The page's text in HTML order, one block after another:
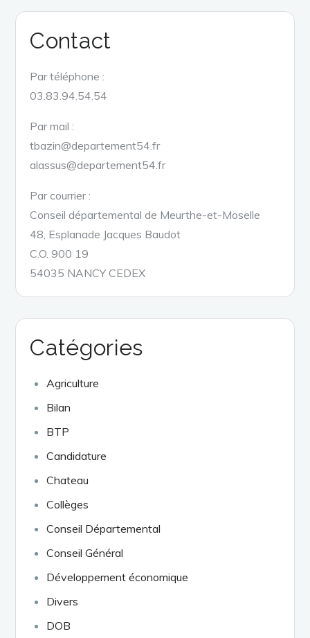
Contact
Par téléphone :
03.83.94.54.54
Par mail :
tbazin@departement54.fr
alassus@departement54.fr
Par courrier :
Conseil départemental de Meurthe-et-Moselle
48, Esplanade Jacques Baudot
C.O. 900 19
54035 NANCY CEDEX
Catégories
Agriculture
Bilan
BTP
Candidature
Chateau
Collèges
Conseil Départemental
Conseil Général
Développement économique
Divers
DOB